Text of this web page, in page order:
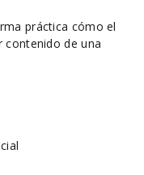
práctica cómo el
contenido de una